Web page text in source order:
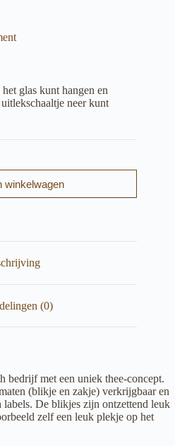
glas kunt hangen en
neer kunt
winkelwagen
(0)
bedrijf met een uniek thee-concept.
(blikje en zakje) verkrijgbaar en
labels. De blikjes zijn ontzettend leuk
zelf een leuk plekje op het